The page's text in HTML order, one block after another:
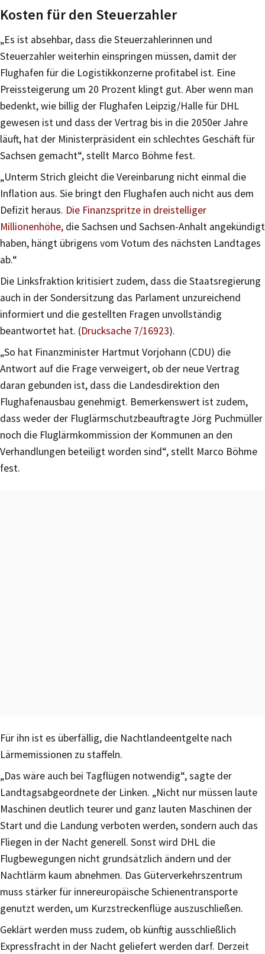
Kosten für den Steuerzahler
„Es ist absehbar, dass die Steuerzahlerinnen und
Steuerzahler weiterhin einspringen müssen, damit der
Flughafen für die Logistikkonzerne profitabel ist. Eine
Preissteigerung um 20 Prozent klingt gut. Aber wenn man
bedenkt, wie billig der Flughafen Leipzig/Halle für DHL
gewesen ist und dass der Vertrag bis in die 2050er Jahre
läuft, hat der Ministerpräsident ein schlechtes Geschäft für
Sachsen gemacht“, stellt Marco Böhme fest.
„Unterm Strich gleicht die Vereinbarung nicht einmal die
Inflation aus. Sie bringt den Flughafen auch nicht aus dem
Defizit heraus. Die Finanzspritze in dreistelliger
Millionenhöhe, die Sachsen und Sachsen-Anhalt angekündigt
haben, hängt übrigens vom Votum des nächsten Landtages
ab.“
Die Linksfraktion kritisiert zudem, dass die Staatsregierung
auch in der Sondersitzung das Parlament unzureichend
informiert und die gestellten Fragen unvollständig
beantwortet hat. (Drucksache 7/16923).
„So hat Finanzminister Hartmut Vorjohann (CDU) die
Antwort auf die Frage verweigert, ob der neue Vertrag
daran gebunden ist, dass die Landesdirektion den
Flughafenausbau genehmigt. Bemerkenswert ist zudem,
dass weder der Fluglärmschutzbeauftragte Jörg Puchmüller
noch die Fluglärmkommission der Kommunen an den
Verhandlungen beteiligt worden sind“, stellt Marco Böhme
fest.
Für ihn ist es überfällig, die Nachtlandeentgelte nach
Lärmemissionen zu staffeln.
„Das wäre auch bei Tagflügen notwendig“, sagte der
Landtagsabgeordnete der Linken. „Nicht nur müssen laute
Maschinen deutlich teurer und ganz lauten Maschinen der
Start und die Landung verboten werden, sondern auch das
Fliegen in der Nacht generell. Sonst wird DHL die
Flugbewegungen nicht grundsätzlich ändern und der
Nachtlärm kaum abnehmen. Das Güterverkehrszentrum
muss stärker für innereuropäische Schienentransporte
genutzt werden, um Kurzstreckenflüge auszuschließen.
Geklärt werden muss zudem, ob künftig ausschließlich
Expressfracht in der Nacht geliefert werden darf. Derzeit